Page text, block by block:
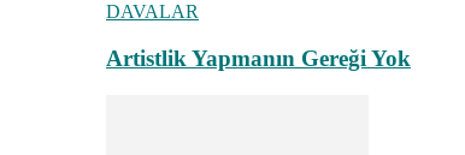
DAVALAR
Artistlik Yapmanın Gereği Yok